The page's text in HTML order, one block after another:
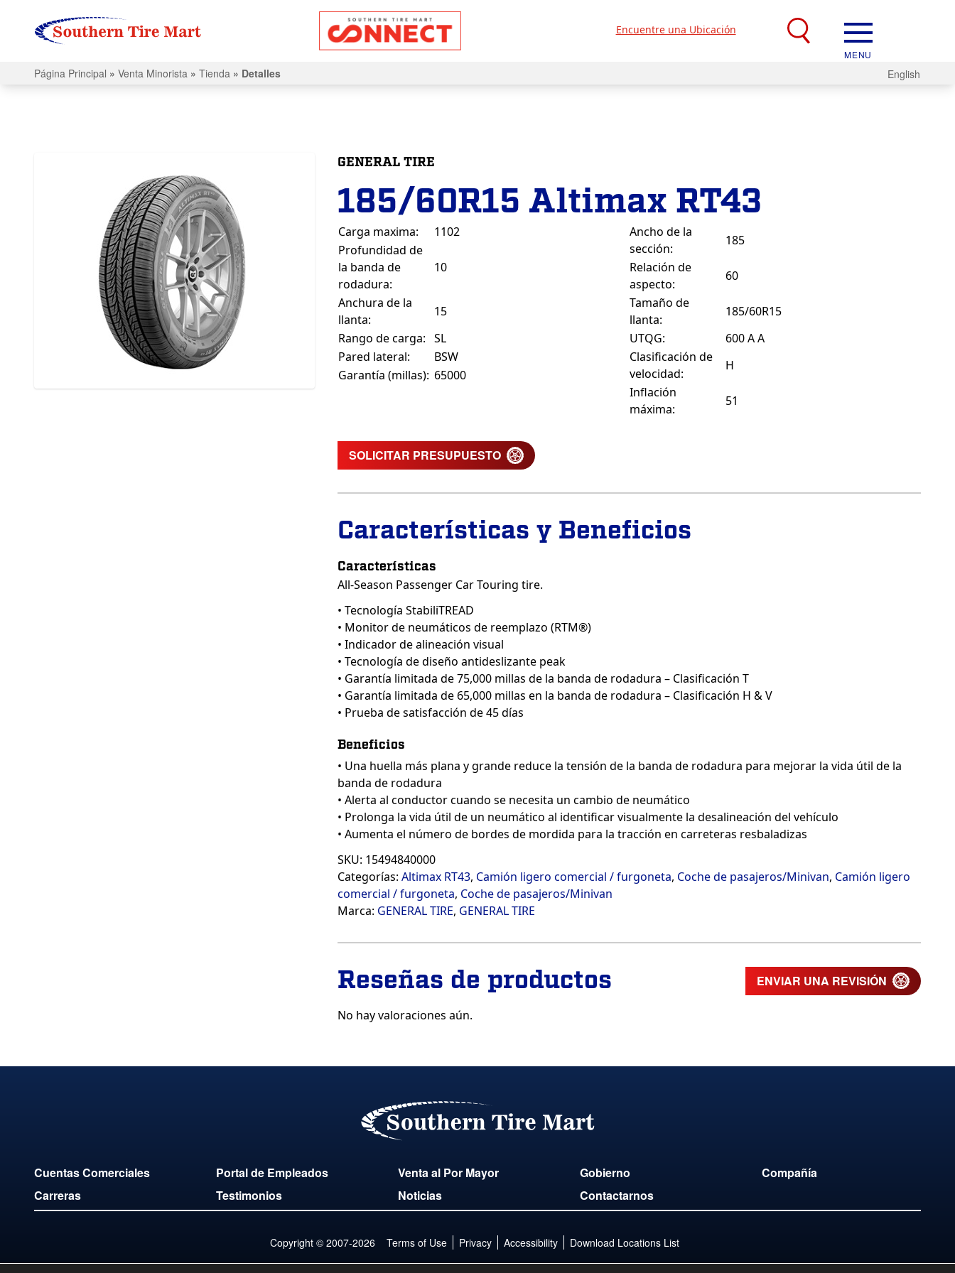
Encuentre una Ubicación
MENU
Página Principal » Venta Minorista » Tienda » Detalles English
GENERAL TIRE
185/60R15 Altimax RT43
Carga maxima:
1102
Profundidad de
la banda de
rodadura:
10
Anchura de la
llanta:
15
Rango de carga: SL
Pared lateral:
BSW
Garantía (millas): 65000
Ancho de la
sección:
185
Relación de
aspecto:
60
Tamaño de
llanta:
185/60R15
UTQG:
600 A A
Clasificación de
velocidad:
H
Inflación
máxima:
51
SOLICITAR PRESUPUESTO
Características y Beneficios
Características
All-Season Passenger Car Touring tire.
• Tecnología StabiliTREAD
• Monitor de neumáticos de reemplazo (RTM®)
• Indicador de alineación visual
• Tecnología de diseño antideslizante peak
• Garantía limitada de 75,000 millas de la banda de rodadura – Clasificación T
• Garantía limitada de 65,000 millas en la banda de rodadura – Clasificación H & V
• Prueba de satisfacción de 45 días
Beneficios
• Una huella más plana y grande reduce la tensión de la banda de rodadura para mejorar la vida útil de la
banda de rodadura
• Alerta al conductor cuando se necesita un cambio de neumático
• Prolonga la vida útil de un neumático al identificar visualmente la desalineación del vehículo
• Aumenta el número de bordes de mordida para la tracción en carreteras resbaladizas
SKU: 15494840000
Categorías: Altimax RT43, Camión ligero comercial / furgoneta, Coche de pasajeros/Minivan, Camión ligero
comercial / furgoneta, Coche de pasajeros/Minivan
Marca: GENERAL TIRE, GENERAL TIRE
Reseñas de productos ENVIAR UNA REVISIÓN
No hay valoraciones aún.
Cuentas Comerciales Portal de Empleados Venta al Por Mayor Gobierno
Compañía
Carreras
Testimonios Noticias Contactarnos
Copyright © 2007-2026 Terms of Use Privacy Accessibility Download Locations List